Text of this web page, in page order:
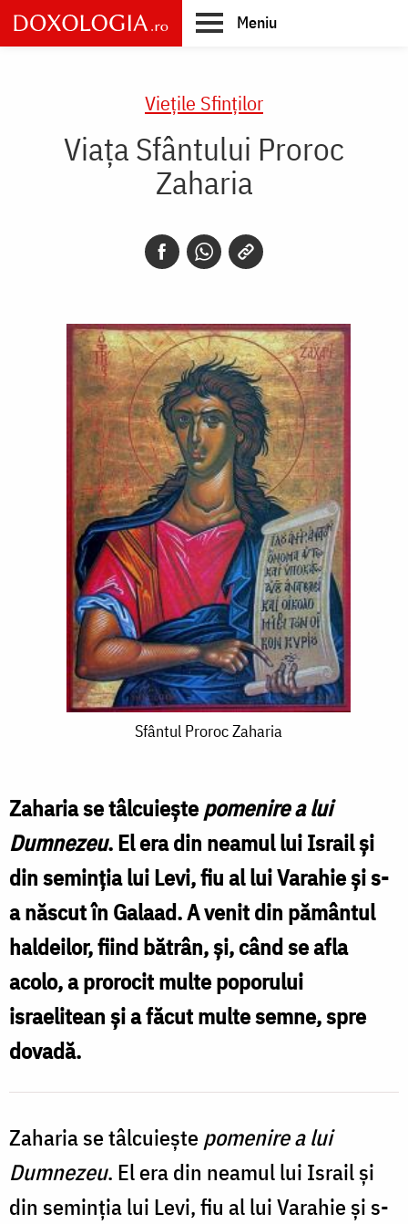
Skip
to
main
Meniu
Vieţile Sfinţilor
Viața Sfântului Proroc
Zaharia
Zaharia
Sfântul Proroc Zaharia
Zaharia se tâlcuieștepomenire a lui
Dumnezeu. El era din neamul lui Israil și
din seminția lui Levi, fiu al lui Varahie și s-
a născut în Galaad. A venit din pământul
haldeilor, fiind bătrân, și, când se afla
acolo, a prorocit multe poporului
israelitean și a făcut multe semne, spre
dovadă.
Zaharia se tâlcuieștepomenire a lui
Dumnezeu. El era din neamul lui Israil și
din seminția lui Levi, fiu al lui Varahie și s-